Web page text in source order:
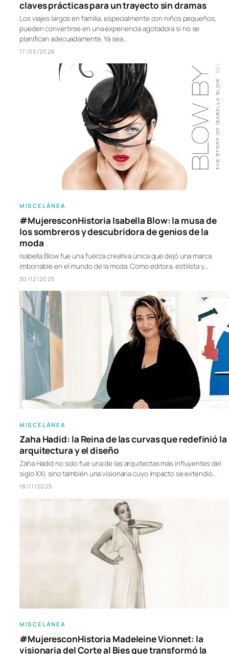
claves prácticas para un trayecto sin dramas
Los viajes largos en familia, especialmente con niños pequeños,
pueden convertirse en una experiencia agotadora si no se
planifican adecuadamente. Ya sea…
17/03/2026
MISCELÁNEA
#MujeresconHistoria Isabella Blow: la musa de
los sombreros y descubridora de genios de la
moda
Isabella Blow fue una fuerza creativa única que dejó una marca
imborrable en el mundo de la moda. Como editora, estilista y…
30/12/2025
MISCELÁNEA
Zaha Hadid: la Reina de las curvas que redefinió la
arquitectura y el diseño
Zaha Hadid no solo fue una de las arquitectas más influyentes del
siglo XXI, sino también una visionaria cuyo impacto se extendió…
18/11/2025
MISCELÁNEA
#MujeresconHistoria Madeleine Vionnet: la
visionaria del Corte al Bies que transformó la